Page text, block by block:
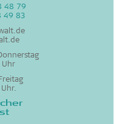
48 79
49 83
Uhr